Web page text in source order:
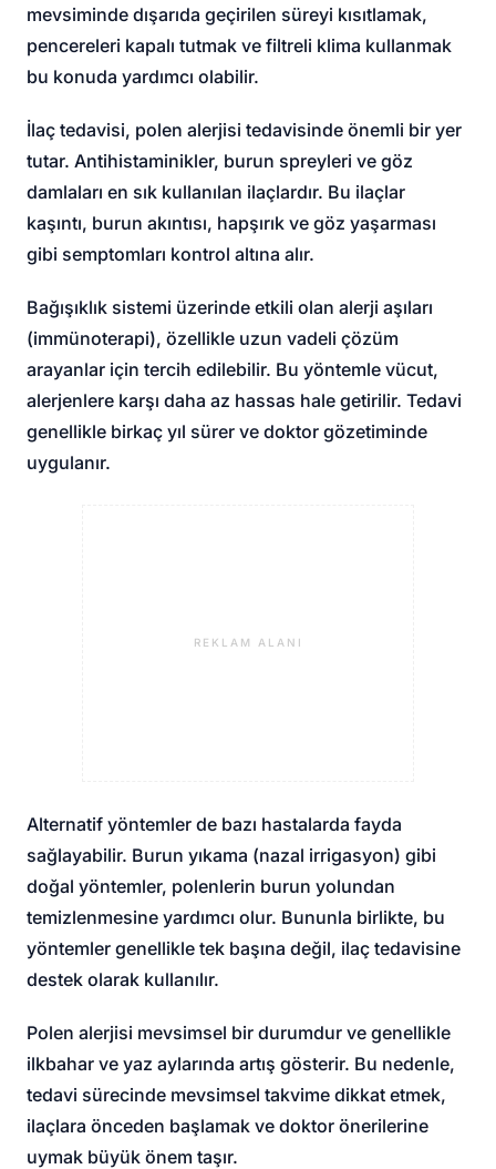
mevsiminde dışarıda geçirilen süreyi kısıtlamak,
pencereleri kapalı tutmak ve filtreli klima kullanmak
bu konuda yardımcı olabilir.
İlaç tedavisi, polen alerjisi tedavisinde önemli bir yer
tutar. Antihistaminikler, burun spreyleri ve göz
damlaları en sık kullanılan ilaçlardır. Bu ilaçlar
kaşıntı, burun akıntısı, hapşırık ve göz yaşarması
gibi semptomları kontrol altına alır.
Bağışıklık sistemi üzerinde etkili olan alerji aşıları
(immünoterapi), özellikle uzun vadeli çözüm
arayanlar için tercih edilebilir. Bu yöntemle vücut,
alerjenlere karşı daha az hassas hale getirilir. Tedavi
genellikle birkaç yıl sürer ve doktor gözetiminde
uygulanır.
REKLAM ALANI
Alternatif yöntemler de bazı hastalarda fayda
sağlayabilir. Burun yıkama (nazal irrigasyon) gibi
doğal yöntemler, polenlerin burun yolundan
temizlenmesine yardımcı olur. Bununla birlikte, bu
yöntemler genellikle tek başına değil, ilaç tedavisine
destek olarak kullanılır.
Polen alerjisi mevsimsel bir durumdur ve genellikle
ilkbahar ve yaz aylarında artış gösterir. Bu nedenle,
tedavi sürecinde mevsimsel takvime dikkat etmek,
ilaçlara önceden başlamak ve doktor önerilerine
uymak büyük önem taşır.